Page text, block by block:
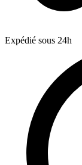
Expédié sous 24h